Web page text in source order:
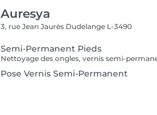
Auresya
3, rue Jean Jaurès Dudelange L-3490
Semi-Permanent Pieds
Nettoyage des ongles, vernis semi-
Pose Vernis Semi-Permanent